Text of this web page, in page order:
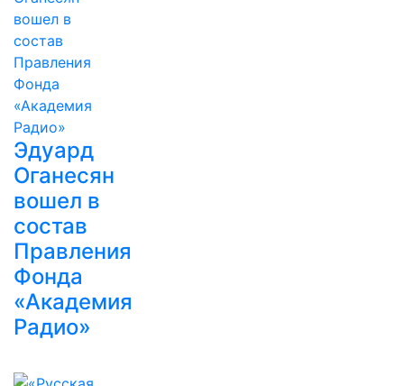
Эдуард
Оганесян
вошел в
состав
Правления
Фонда
«Академия
Радио»